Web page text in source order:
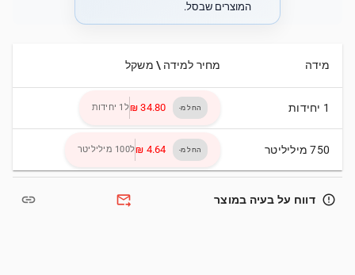
המוצרים שבסל.
מידה מחיר למידה \ משקל
1 יחידות החל מ- ל1 יחידות
750 מיליליטר החל מ- ל100 מיליליטר
error_outline דווח על בעיה במוצר forward_to_inbox
link